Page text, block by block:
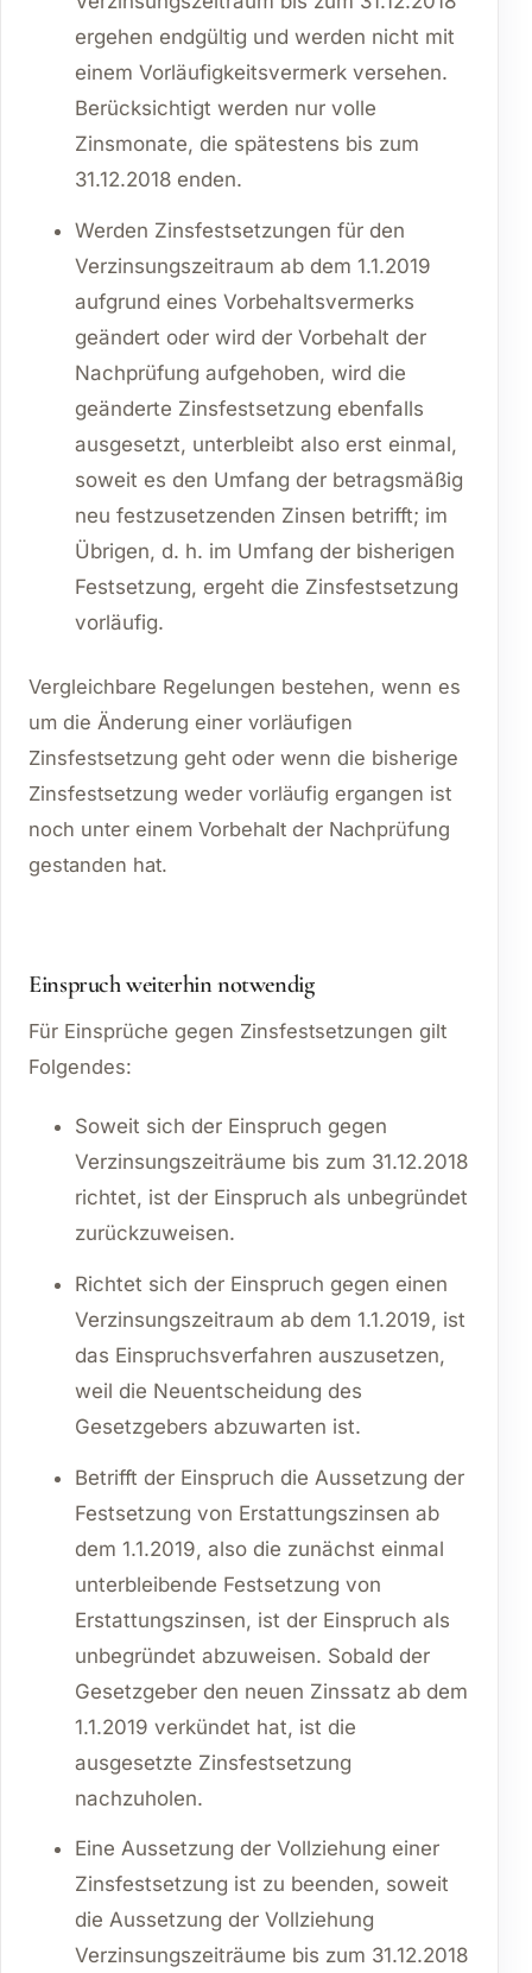
ergehen endgültig und werden nicht mit
einem Vorläufigkeitsvermerk versehen.
Berücksichtigt werden nur volle
Zinsmonate, die spätestens bis zum
31.12.2018 enden.
Werden Zinsfestsetzungen für den
Verzinsungszeitraum ab dem 1.1.2019
aufgrund eines Vorbehaltsvermerks
geändert oder wird der Vorbehalt der
Nachprüfung aufgehoben, wird die
geänderte Zinsfestsetzung ebenfalls
ausgesetzt, unterbleibt also erst einmal,
soweit es den Umfang der betragsmäßig
neu festzusetzenden Zinsen betrifft; im
Übrigen, d. h. im Umfang der bisherigen
Festsetzung, ergeht die Zinsfestsetzung
vorläufig.
Vergleichbare Regelungen bestehen, wenn es
um die Änderung einer vorläufigen
Zinsfestsetzung geht oder wenn die bisherige
Zinsfestsetzung weder vorläufig ergangen ist
noch unter einem Vorbehalt der Nachprüfung
gestanden hat.
Einspruch weiterhin notwendig
Für Einsprüche gegen Zinsfestsetzungen gilt
Folgendes:
Soweit sich der Einspruch gegen
Verzinsungszeiträume bis zum 31.12.2018
richtet, ist der Einspruch als unbegründet
zurückzuweisen.
Richtet sich der Einspruch gegen einen
Verzinsungszeitraum ab dem 1.1.2019, ist
das Einspruchsverfahren auszusetzen,
weil die Neuentscheidung des
Gesetzgebers abzuwarten ist.
Betrifft der Einspruch die Aussetzung der
Festsetzung von Erstattungszinsen ab
dem 1.1.2019, also die zunächst einmal
unterbleibende Festsetzung von
Erstattungszinsen, ist der Einspruch als
unbegründet abzuweisen. Sobald der
Gesetzgeber den neuen Zinssatz ab dem
1.1.2019 verkündet hat, ist die
ausgesetzte Zinsfestsetzung
nachzuholen.
Eine Aussetzung der Vollziehung einer
Zinsfestsetzung ist zu beenden, soweit
die Aussetzung der Vollziehung
Verzinsungszeiträume bis zum 31.12.2018